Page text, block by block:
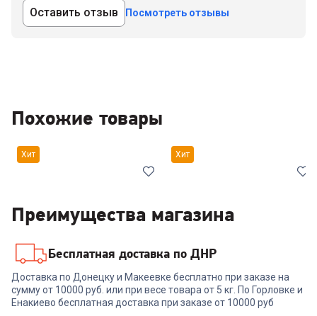
Оставить отзыв Посмотреть отзывы
Похожие товары
Хит
Стиральная машина INDESIT
IWUD 4105 (EU)
Хит
Стиральная машина
БИРЮСА WM-ME610/04
Преимущества магазина
Бесплатная доставка по ДНР
Доставка по Донецку и Макеевке бесплатно при заказе на
сумму от 10000 руб. или при весе товара от 5 кг. По Горловке и
Енакиево бесплатная доставка при заказе от 10000 руб